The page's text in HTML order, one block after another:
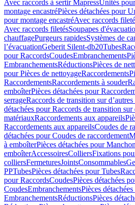
Avec raccords à sertir MapressUnités
montage encastréPièces détachées pour
pour montage encastréAvec raccords
Avec raccords filetésSoupapes
chauffagePurgeurs rapidesSystèmes de
l’évacuationGeberit Silent-db20Tubes
pour RaccordsCoudesEmbranchements
EmbranchementsRéductionsPièces de
pour Pièces de nettoyageRaccordements
RaccordementsRaccordements à souder
emboîterPièces détachées pour
serrageRaccords de transition sur
détachées pour Raccords de transition sur
matériauxRaccordements aux appareils
Raccordements aux appareilsCoudes de
détachées pour Coudes de raccordement
à emboîterPièces détachées pour
emboîterAccessoiresColliersFixations
colliersFermeturesJointsConsommables
PPTubesPièces détachées pour Tubes
pour RaccordsCoudesPièces détachées
CoudesEmbranchementsPièces
EmbranchementsRéductionsPièces